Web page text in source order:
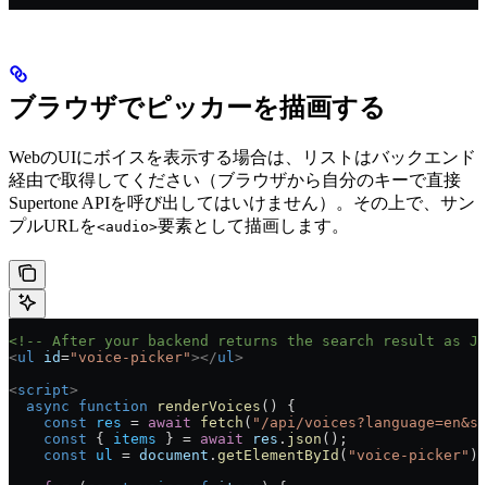
ブラウザでピッカーを描画する
WebのUIにボイスを表示する場合は、リストはバックエンド
経由で取得してください（ブラウザから自分のキーで直接
Supertone APIを呼び出してはいけません）。その上で、サン
プルURLを<audio>要素として描画します。
<!-- After your backend returns the search result as
<ul id="voice-picker"></ul >
<script>
  async
function renderVoices () {
    const
res = await fetch ( "/api/
    const
{ items } = await res . json ();
    const
ul = document . getElementById ( "voice-picker" );